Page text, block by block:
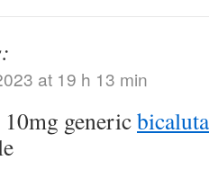
at 19 h 13 min
generic